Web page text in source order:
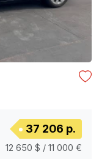
37 206 р.
12 650 $ / 11 000 €